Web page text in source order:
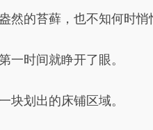
然的苔藓，也不知何时悄
一时间就睁开了眼。
块划出的床铺区域。